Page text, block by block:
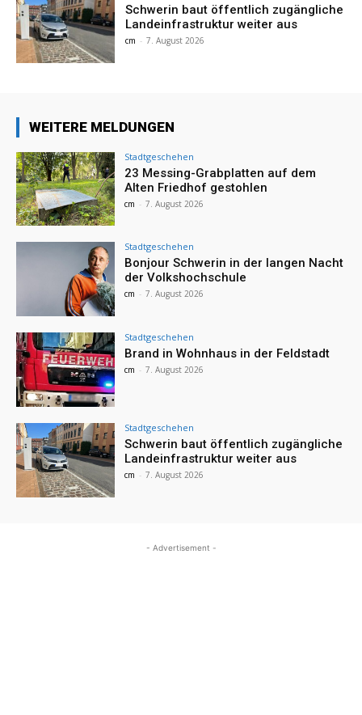
Schwerin baut öffentlich zugängliche
Landeinfrastruktur weiter aus
cm - 7. August 2026
WEITERE MELDUNGEN
Stadtgeschehen
23 Messing-Grabplatten auf dem
Alten Friedhof gestohlen
cm - 7. August 2026
Stadtgeschehen
Bonjour Schwerin in der langen Nacht
der Volkshochschule
cm - 7. August 2026
Stadtgeschehen
Brand in Wohnhaus in der Feldstadt
cm - 7. August 2026
Stadtgeschehen
Schwerin baut öffentlich zugängliche
Landeinfrastruktur weiter aus
cm - 7. August 2026
- Advertisement -